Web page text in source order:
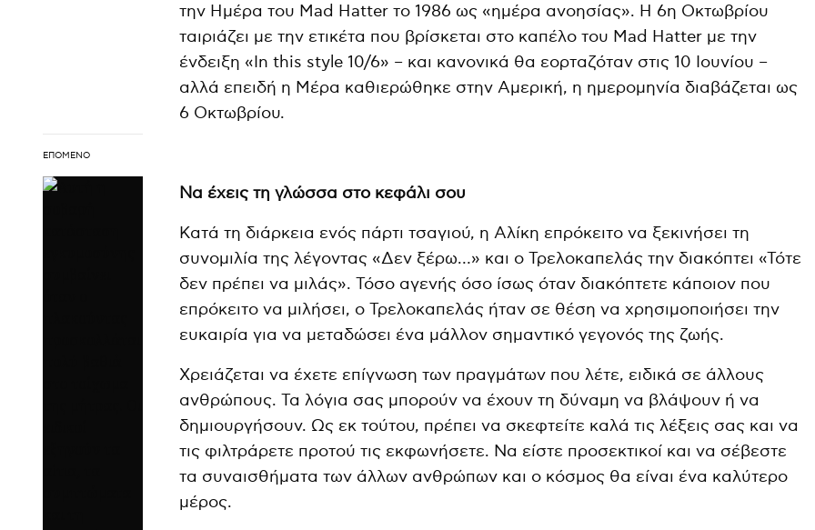
ΕΠΌΜΕΝΟ
την Ημέρα του Mad Hatter το 1986 ως «ημέρα ανοησίας». Η 6η Οκτωβρίου
ταιριάζει με την ετικέτα που βρίσκεται στο καπέλο του Mad Hatter με την
ένδειξη «In this style 10/6» – και κανονικά θα εορταζόταν στις 10 Ιουνίου –
αλλά επειδή η Μέρα καθιερώθηκε στην Αμερική, η ημερομηνία διαβάζεται ως
6 Οκτωβρίου.
Να έχεις τη γλώσσα στο κεφάλι σου
Κατά τη διάρκεια ενός πάρτι τσαγιού, η Αλίκη επρόκειτο να ξεκινήσει τη
συνομιλία της λέγοντας «Δεν ξέρω…» και ο Τρελοκαπελάς την διακόπτει «Τότε
δεν πρέπει να μιλάς». Τόσο αγενής όσο ίσως όταν διακόπτετε κάποιον που
επρόκειτο να μιλήσει, ο Τρελοκαπελάς ήταν σε θέση να χρησιμοποιήσει την
ευκαιρία για να μεταδώσει ένα μάλλον σημαντικό γεγονός της ζωής.
Χρειάζεται να έχετε επίγνωση των πραγμάτων που λέτε, ειδικά σε άλλους
ανθρώπους. Τα λόγια σας μπορούν να έχουν τη δύναμη να βλάψουν ή να
δημιουργήσουν. Ως εκ τούτου, πρέπει να σκεφτείτε καλά τις λέξεις σας και να
τις φιλτράρετε προτού τις εκφωνήσετε. Να είστε προσεκτικοί και να σέβεστε
τα συναισθήματα των άλλων ανθρώπων και ο κόσμος θα είναι ένα καλύτερο
μέρος.